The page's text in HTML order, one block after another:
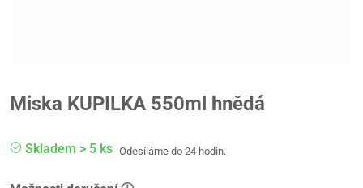
Miska KUPILKA 550ml hnědá
Skladem > 5 ks Odesíláme do 24 hodin.